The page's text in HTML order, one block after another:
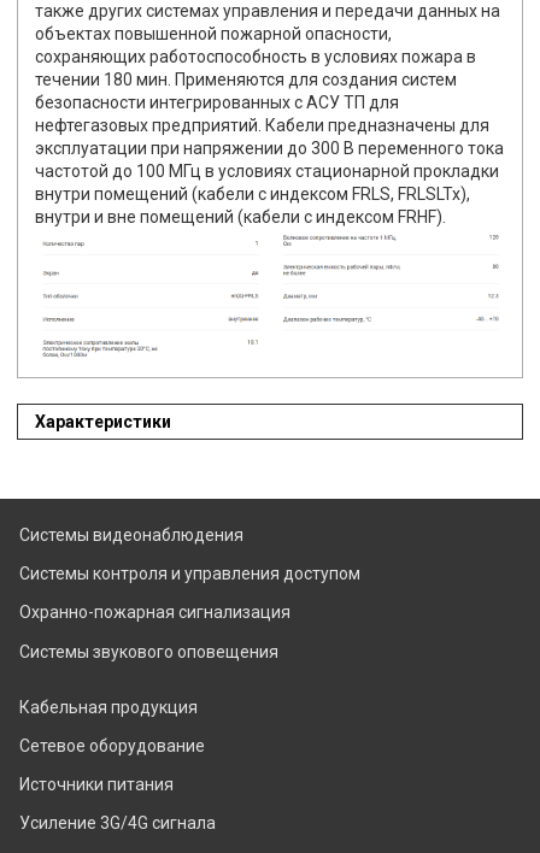
также других системах управления и передачи данных на
объектах повышенной пожарной опасности,
сохраняющих работоспособность в условиях пожара в
течении 180 мин. Применяются для создания систем
безопасности интегрированных с АСУ ТП для
нефтегазовых предприятий. Кабели предназначены для
эксплуатации при напряжении до 300 В переменного тока
частотой до 100 МГц в условиях стационарной прокладки
внутри помещений (кабели с индексом FRLS, FRLSLTx),
внутри и вне помещений (кабели с индексом FRHF).
Характеристики
Системы видеонаблюдения
Системы контроля и управления доступом
Охранно-пожарная сигнализация
Системы звукового оповещения
Кабельная продукция
Сетевое оборудование
Источники питания
Усиление 3G/4G сигнала